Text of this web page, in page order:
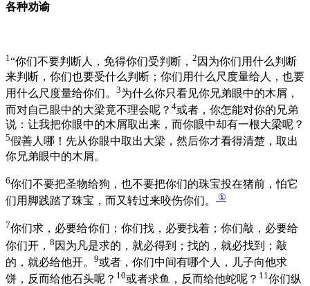
各种劝谕
1“你们不要判断人，免得你们受判断， 2 因为你们用什么判断
来判断，你们也要受什么判断；你们用什么尺度量给人，也要
用什么尺度量给你们。 3为什么你只看见你兄弟眼中的木屑，
而对自己眼中的大梁竟不理会呢？ 4或者，你怎能对你的兄弟
说：让我把你眼中的木屑取出来，而你眼中却有一根大梁呢？
5假善人哪！先从你眼中取出大梁，然后你才看得清楚，取出
你兄弟眼中的木屑。
6你们不要把圣物给狗，也不要把你们的珠宝投在猪前，怕它
们用脚践踏了珠宝，而又转过来咬伤你们。
①
7你们求，必要给你们；你们找，必要找着；你们敲，必要给
你们开， 8 因为凡是求的，就必得到；找的，就必找到；敲
的，就必给他开。 9或者，你们中间有哪个人，儿子向他求
饼，反而给他石头呢？ 10或者求鱼，反而给他蛇呢？ 11你们纵